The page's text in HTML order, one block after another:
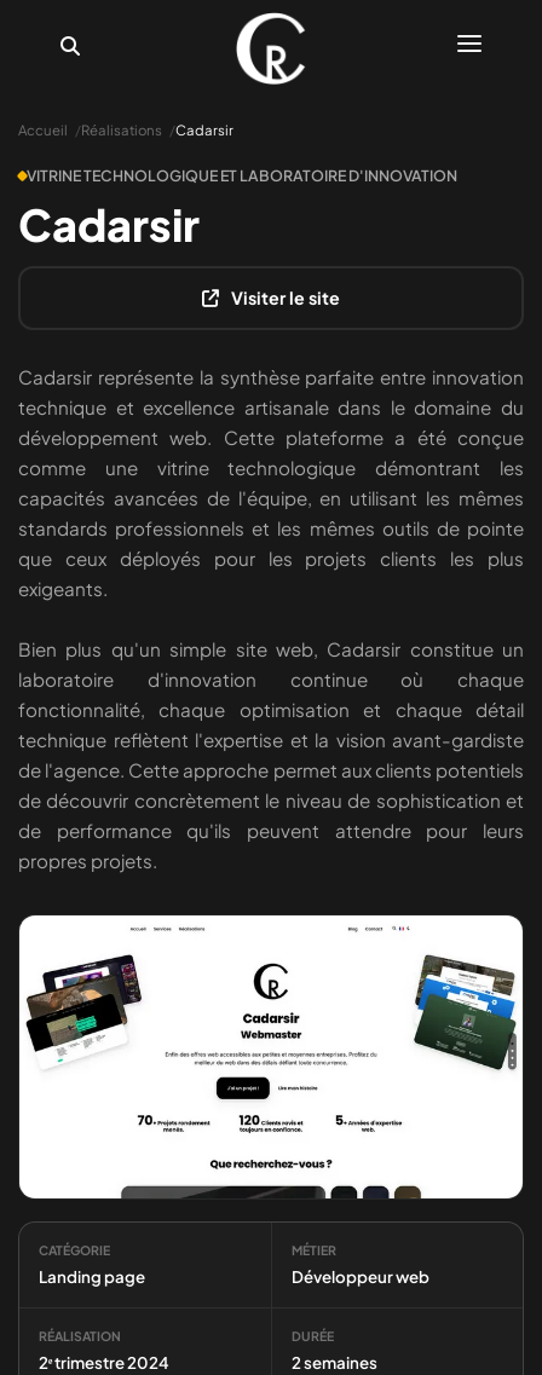
Blog
Discutons De Votre Projet
Changer Le Thème
Langue Actuelle
Accueil Réalisations Cadarsir
VITRINE TECHNOLOGIQUE ET LABORATOIRE D'INNOVATION
Cadarsir
Visiter le site
Cadarsir représente la synthèse parfaite entre innovation
technique et excellence artisanale dans le domaine du
développement web. Cette plateforme a été conçue
comme une vitrine technologique démontrant les
capacités avancées de l'équipe, en utilisant les mêmes
standards professionnels et les mêmes outils de pointe
que ceux déployés pour les projets clients les plus
exigeants.
Bien plus qu'un simple site web, Cadarsir constitue un
laboratoire d'innovation continue où chaque
fonctionnalité, chaque optimisation et chaque détail
technique reflètent l'expertise et la vision avant-gardiste
de l'agence. Cette approche permet aux clients potentiels
de découvrir concrètement le niveau de sophistication et
de performance qu'ils peuvent attendre pour leurs
propres projets.
CATÉGORIE
Landing page
MÉTIER
Développeur web
RÉALISATION
2ᵉ trimestre 2024
DURÉE
2 semaines